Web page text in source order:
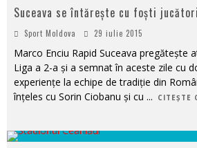
Suceava se întărește cu foști
Sport Moldova 29 iulie 2015
Marco Enciu Rapid Suceava pregătește
Liga a 2-a și a semnat în aceste zile cu
experiențe la echipe de tradiție din
înțeles cu Sorin Ciobanu și cu ... CITEȘTE